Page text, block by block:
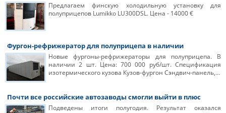
Предлагаем финскую холодильную установку для
полуприцепов Lumikko LU300DSL. Цена - 14000 €
Фургон-рефрижератор для полуприцепа в наличии
Новые фургоны-рефрижераторы для полуприцепа. В
наличии 2 шт. Цена: 700 000 руб/шт. Спецификация
изотермического кузова Кузов-фургон Сэндвич-панель,…
Почти все российские автозаводы смогли выйти в плюс
Подведены итоги полугодия. Результат оказался